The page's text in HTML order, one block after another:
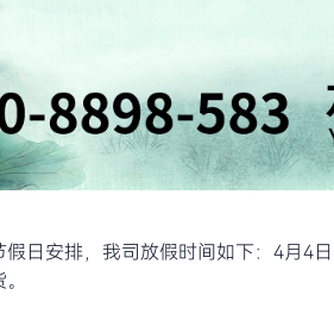
日安排，我司放假时间如下：4月4